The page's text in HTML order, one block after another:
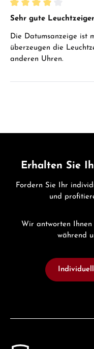
Bewertung mit 4 von 5
Sehr gute Leuchtzeiger
Die Datumsanzeige ist
überzeugen die
anderen Uhren.
Erhalten Sie
Fordern Sie Ihr
und
Wir antworten
während